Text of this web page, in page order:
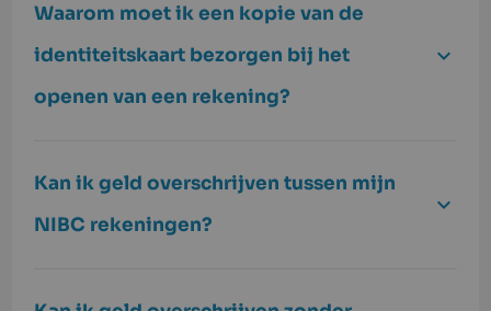
Waarom moet ik een kopie van de
identiteitskaart bezorgen bij het
openen van een rekening?
Kan ik geld overschrijven tussen mijn
NIBC rekeningen?